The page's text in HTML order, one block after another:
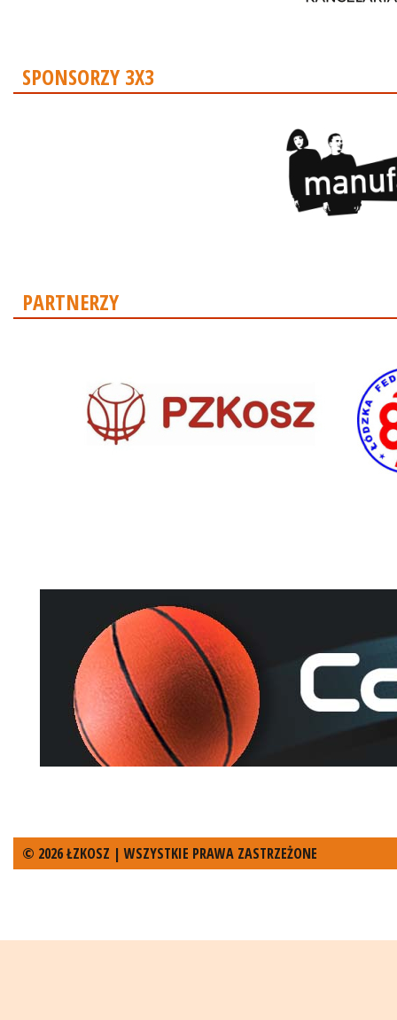
SPONSORZY 3X3
PARTNERZY
© 2026 ŁZKOSZ | WSZYSTKIE PRAWA ZASTRZEŻONE